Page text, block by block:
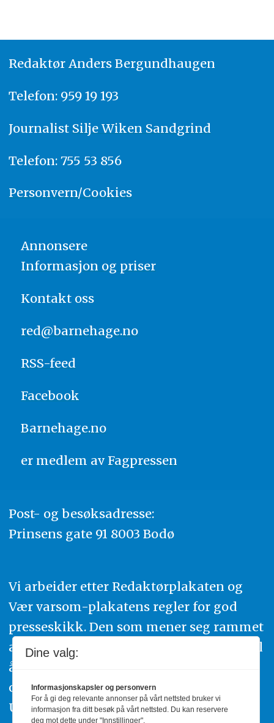
Redaktør Anders Bergundhaugen
Telefon: 959 19 193
Journalist Silje Wiken Sandgrind
Telefon: 755 53 856
Personvern/Cookies
Annonsere
Informasjon og priser
Kontakt oss
red@barnehage.no
RSS-feed
Facebook
Barnehage.no
er medlem av Fagpressen
Post- og besøksadresse:
Prinsens gate 91 8003 Bodø
Vi arbeider etter Redaktørplakaten og
Vær varsom-plakatens regler for god
presseskikk. Den som mener seg rammet
av urettmessig publisering, oppfordres til
å ta kontakt med redaksjonen. Du kan
også klage inn saker til Pressens Faglige
Utvalg,www.pfu.no.
Dine valg:
Informasjonskapsler og personvern
For å gi deg relevante annonser på vårt nettsted bruker vi
informasjon fra ditt besøk på vårt nettsted. Du kan reservere
deg mot dette under "Innstillinger".